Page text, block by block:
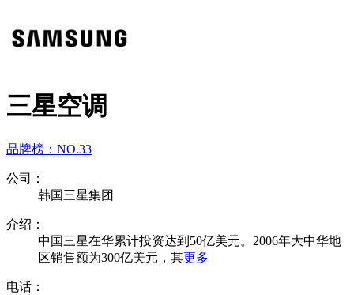
三星空调
品牌榜： NO.33
公司：
韩国三星集团
介绍：
中国三星在华累计投资达到50亿美元。2006年大中华地
区销售额为300亿美元，其更多
电话：